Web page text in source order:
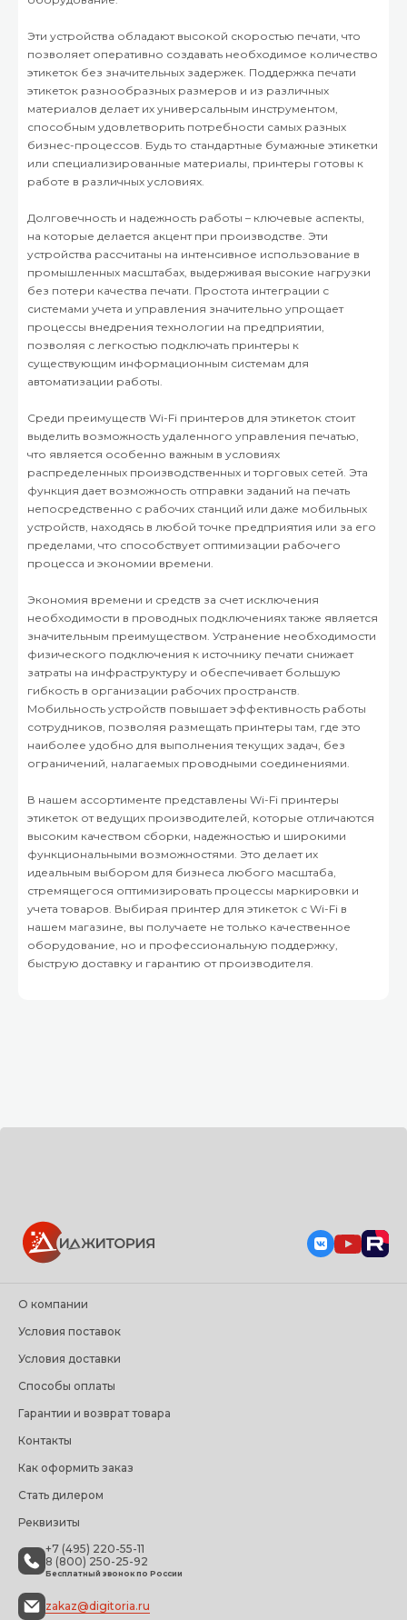
Эти устройства обладают высокой скоростью печати, что
позволяет оперативно создавать необходимое количество
этикеток без значительных задержек. Поддержка печати
этикеток разнообразных размеров и из различных
материалов делает их универсальным инструментом,
способным удовлетворить потребности самых разных
бизнес-процессов. Будь то стандартные бумажные этикетки
или специализированные материалы, принтеры готовы к
работе в различных условиях.
Долговечность и надежность работы – ключевые аспекты,
на которые делается акцент при производстве. Эти
устройства рассчитаны на интенсивное использование в
промышленных масштабах, выдерживая высокие нагрузки
без потери качества печати. Простота интеграции с
системами учета и управления значительно упрощает
процессы внедрения технологии на предприятии,
позволяя с легкостью подключать принтеры к
существующим информационным системам для
автоматизации работы.
Среди преимуществ Wi-Fi принтеров для этикеток стоит
выделить возможность удаленного управления печатью,
что является особенно важным в условиях
распределенных производственных и торговых сетей. Эта
функция дает возможность отправки заданий на печать
непосредственно с рабочих станций или даже мобильных
устройств, находясь в любой точке предприятия или за его
пределами, что способствует оптимизации рабочего
процесса и экономии времени.
Экономия времени и средств за счет исключения
необходимости в проводных подключениях также является
значительным преимуществом. Устранение необходимости
физического подключения к источнику печати снижает
затраты на инфраструктуру и обеспечивает большую
гибкость в организации рабочих пространств.
Мобильность устройств повышает эффективность работы
сотрудников, позволяя размещать принтеры там, где это
наиболее удобно для выполнения текущих задач, без
ограничений, налагаемых проводными соединениями.
В нашем ассортименте представлены Wi-Fi принтеры
этикеток от ведущих производителей, которые отличаются
высоким качеством сборки, надежностью и широкими
функциональными возможностями. Это делает их
идеальным выбором для бизнеса любого масштаба,
стремящегося оптимизировать процессы маркировки и
учета товаров. Выбирая принтер для этикеток с Wi-Fi в
нашем магазине, вы получаете не только качественное
оборудование, но и профессиональную поддержку,
быструю доставку и гарантию от производителя.
+7 (495) 220-55-11
8 (800) 250-25-92
Бесплатный звонок по России
zakaz@digitoria.ru
О компании
Условия поставок
Условия доставки
Способы оплаты
Гарантии и возврат товара
Контакты
Как оформить заказ
Стать дилером
Реквизиты